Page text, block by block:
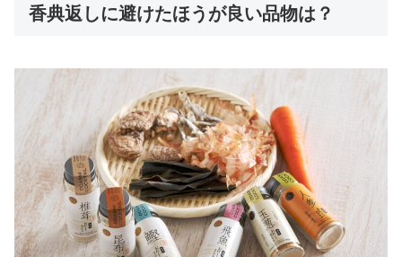
香典返しに避けたほうが良い品物は？